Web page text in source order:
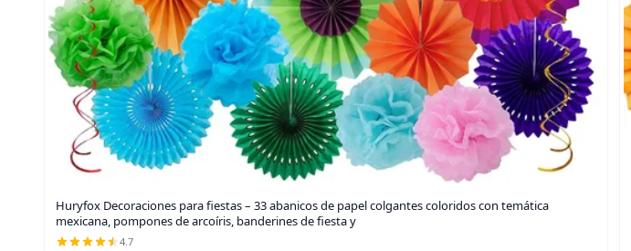
Huryfox Decoraciones para fiestas – 33 abanicos de papel colgantes coloridos con temática
mexicana, pompones de arcoíris, banderines de fiesta y
4.7